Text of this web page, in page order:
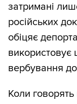
затримані
російських
обіцяє
використовує
вербування до
Коли говорять